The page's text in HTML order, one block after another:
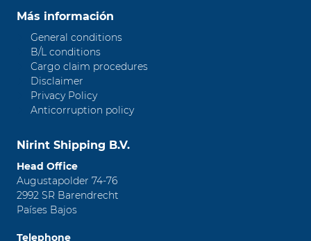
Más información
General conditions
B/L conditions
Cargo claim procedures
Disclaimer
Privacy Policy
Anticorruption policy
Nirint Shipping B.V.
Head Office
Augustapolder 74-76
2992 SR Barendrecht
Países Bajos
Telephone